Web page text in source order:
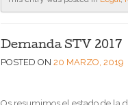
Demanda STV 2017
POSTED ON 20 MARZO, 2019